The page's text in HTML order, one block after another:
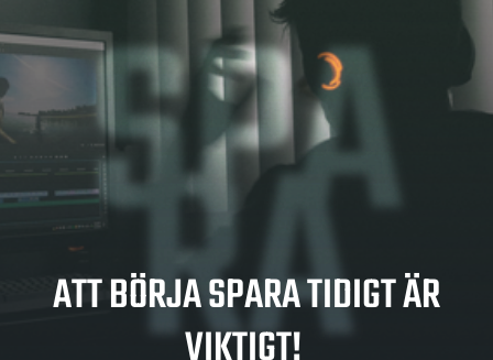
SPA
RA
ATT BÖRJA SPARA TIDIGT ÄR